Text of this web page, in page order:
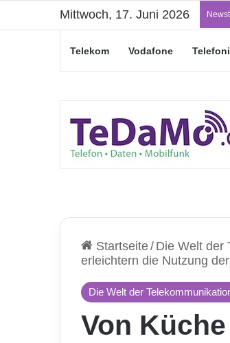
Mittwoch, 17. Juni 2026
Telekom Vodafone
Startseite/ Die Welt der
erleichtern die Nutzung
Die Welt der
Von